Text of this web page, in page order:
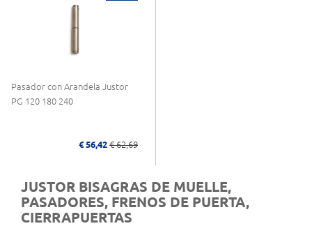
Pasador con Arandela Justor
PG 120 180 240
€ 56,42 € 62,69
JUSTOR BISAGRAS DE MUELLE,
PASADORES, FRENOS DE PUERTA,
CIERRAPUERTAS